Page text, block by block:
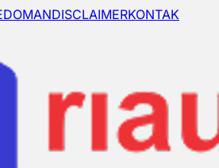
DISCLAIMERKONTAK